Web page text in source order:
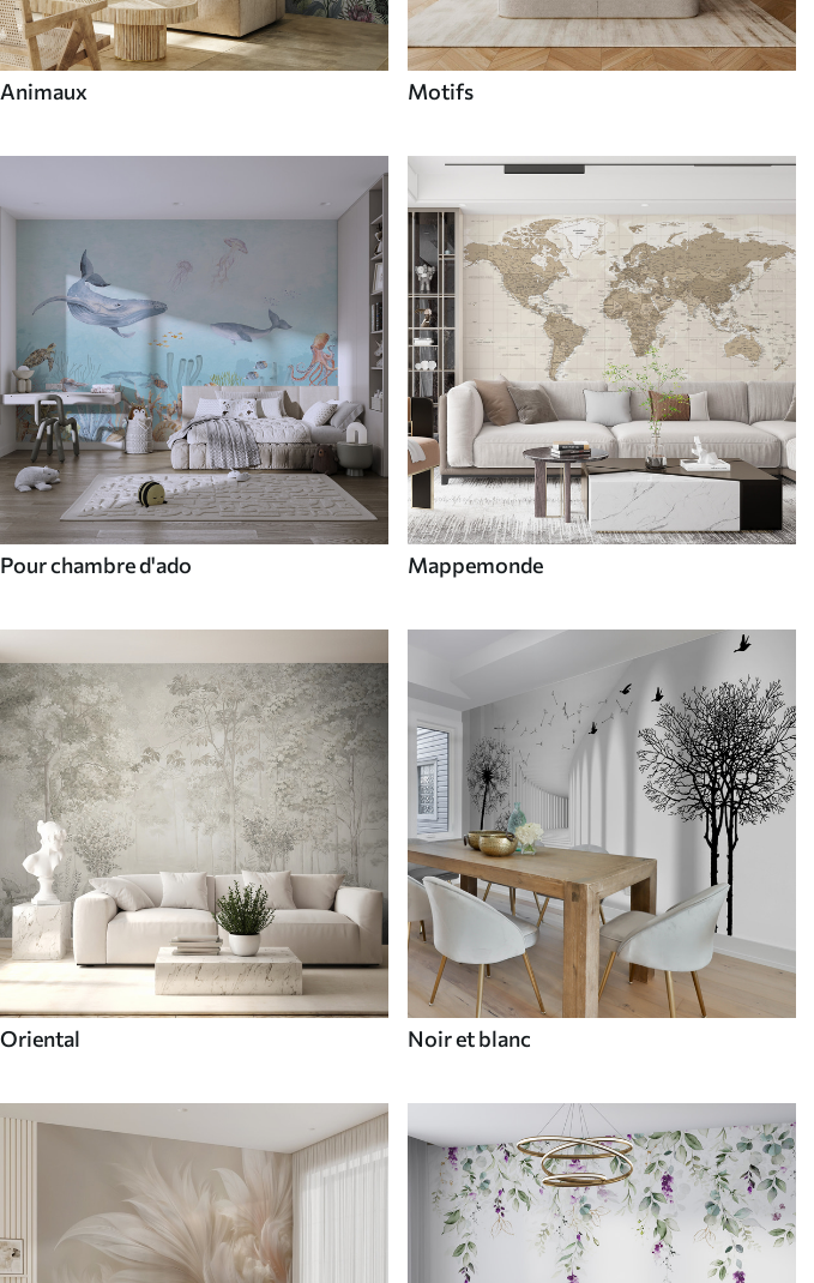
Animaux Motifs
Pour chambre d'ado Mappemonde
Oriental Noir et blanc